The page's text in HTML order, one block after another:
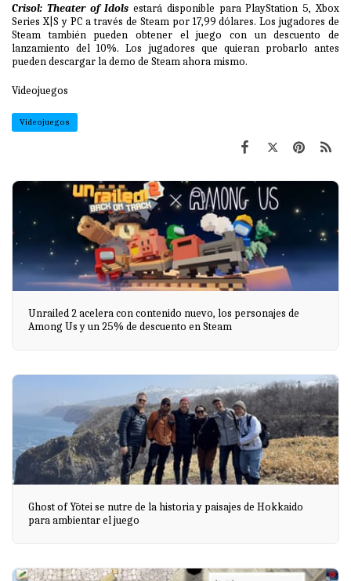
Crisol: Theater of Idolsestará disponible para PlayStation 5, Xbox
Series X|S y PC a través de Steam por 17,99 dólares. Los jugadores de
Steam también pueden obtener el juego con un descuento de
lanzamiento del 10%. Los jugadores que quieran probarlo antes
pueden descargar la demo de Steamahora mismo.
Videojuegos
Videojuegos
Unrailed 2 acelera con contenido nuevo, los personajes de
Among Us y un 25% de descuento en Steam
Ghost of Yōtei se nutre de la historia y paisajes de Hokkaido
para ambientar el juego